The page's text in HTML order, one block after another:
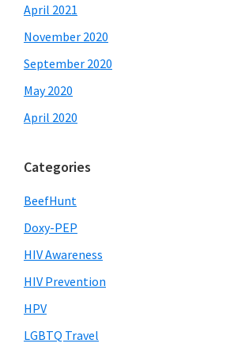
April 2021
November 2020
September 2020
May 2020
April 2020
Categories
BeefHunt
Doxy-PEP
HIV Awareness
HIV Prevention
HPV
LGBTQ Travel